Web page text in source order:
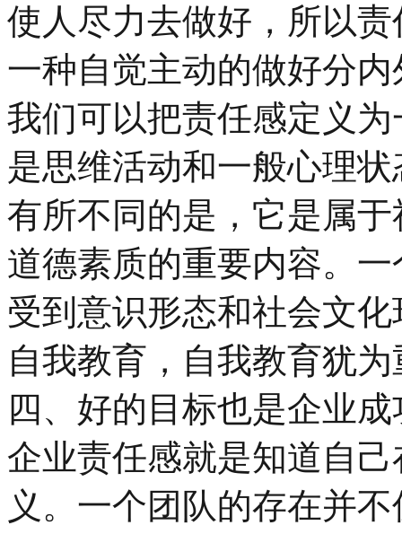
使人尽力去做好，所以
一种自觉主动的做好分
我们可以把责任感定义
是思维活动和一般心理
有所不同的是，它是属
道德素质的重要内容。
受到意识形态和社会文
自我教育，自我教育犹
四、好的目标也是企业
企业责任感就是知道自
义。一个团队的存在并